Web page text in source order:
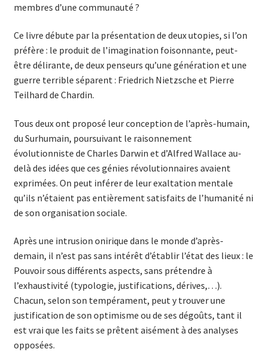
membres d’une commu­nauté ?
Ce livre débute par la présentation de deux utopies, si l’on
préfère : le produit de l’imagination foisonnante, peut-
être délirante, de deux penseurs qu’une génération et une
guerre terrible séparent : Frie­drich Nietzsche et Pierre
Teilhard de Chardin.
Tous deux ont proposé leur conception de l’après-humain,
du Sur­humain, poursuivant le raisonnement
évolutionniste de Charles Dar­win et d’Alfred Wallace au-
delà des idées que ces génies révolutionnai­res avaient
exprimées. On peut inférer de leur exaltation mentale
qu’ils n’étaient pas entièrement satisfaits de l’humanité ni
de son organisation sociale.
Après une intrusion onirique dans le monde d’après-
demain, il n’est pas sans intérêt d’établir l’état des lieux : le
Pouvoir sous différents as­pects, sans prétendre à
l’exhaustivité (typologie, justifications, déri­ves,…).
Chacun, selon son tempérament, peut y trouver une
justification de son optimisme ou de ses dégoûts, tant il
est vrai que les faits se prê­tent aisément à des analyses
opposées.